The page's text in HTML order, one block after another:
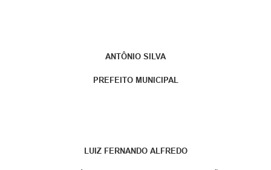
ANTÔNIO SILVA
PREFEITO MUNICIPAL
LUIZ FERNANDO ALFREDO